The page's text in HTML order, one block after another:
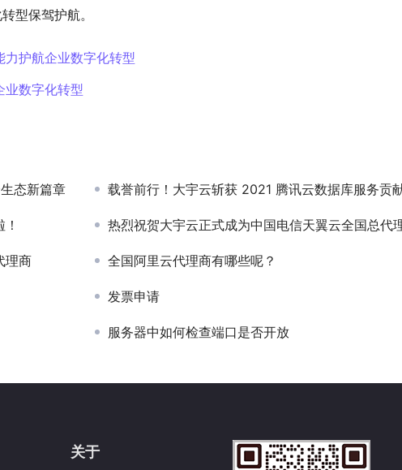
型保驾护航。
护航企业数字化转型
业数字化转型
态新篇章 载誉前行！大宇云斩获 2021 腾讯云数据库服务贡
热烈祝贺大宇云正式成为中国电信天翼云全国总代
理商 全国阿里云代理商有哪些呢？
发票申请
服务器中如何检查端口是否开放
关于